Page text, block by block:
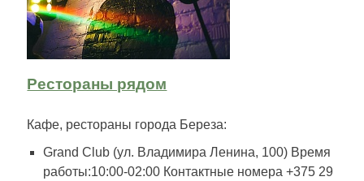
Рестораны рядом
Кафе, рестораны города Береза:
Grand Club (ул. Владимира Ленина, 100) Время
работы:10:00-02:00 Контактные номера +375 29